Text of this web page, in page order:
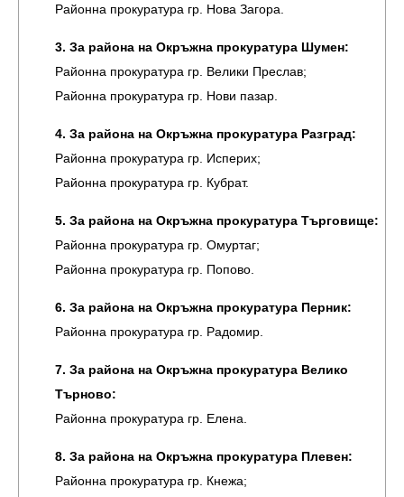
Районна прокуратура гр. Нова Загора.
3. За района на Окръжна прокуратура Шумен:
Районна прокуратура гр. Велики Преслав;
Районна прокуратура гр. Нови пазар.
4. За района на Окръжна прокуратура Разград:
Районна прокуратура гр. Исперих;
Районна прокуратура гр. Кубрат.
5. За района на Окръжна прокуратура Търговище:
Районна прокуратура гр. Омуртаг;
Районна прокуратура гр. Попово.
6. За района на Окръжна прокуратура Перник:
Районна прокуратура гр. Радомир.
7. За района на Окръжна прокуратура Велико
Търново:
Районна прокуратура гр. Елена.
8. За района на Окръжна прокуратура Плевен:
Районна прокуратура гр. Кнежа;